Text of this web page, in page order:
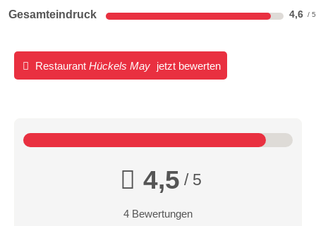
Gesamteindruck 4,6
Restaurant Hückels May jetzt bewerten
4,5 / 5
4 Bewertungen